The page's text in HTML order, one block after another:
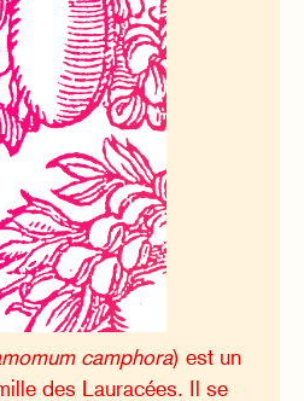
camphora) est un
des Lauracées. Il se